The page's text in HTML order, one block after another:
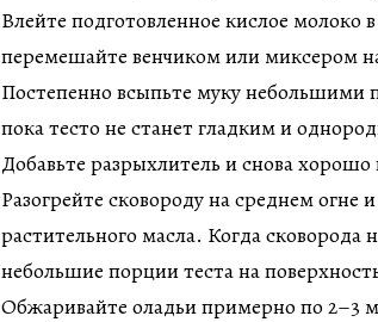
Влейте подготовленное кислое молоко
перемешайте венчиком или миксером
Постепенно всыпьте муку
пока тесто не станет гладким и
Добавьте разрыхлитель и снова
Разогрейте сковороду на среднем огне
растительного масла. Когда сковорода
небольшие порции теста на
Обжаривайте оладьи примерно по 2–3